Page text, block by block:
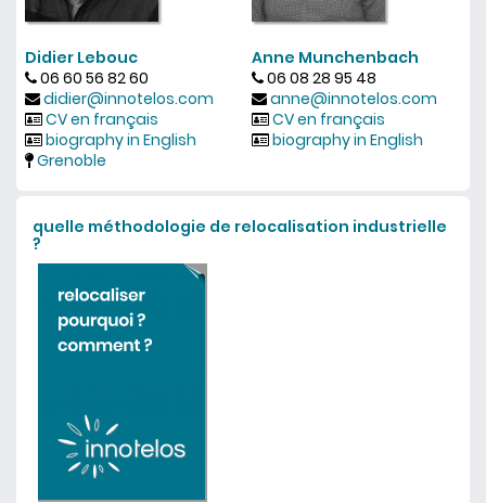
Didier Lebouc
06 60 56 82 60
didier@innotelos.com
CV en français
biography in English
Grenoble
Anne Munchenbach
06 08 28 95 48
anne@innotelos.com
CV en français
biography in English
quelle méthodologie de relocalisation industrielle
?